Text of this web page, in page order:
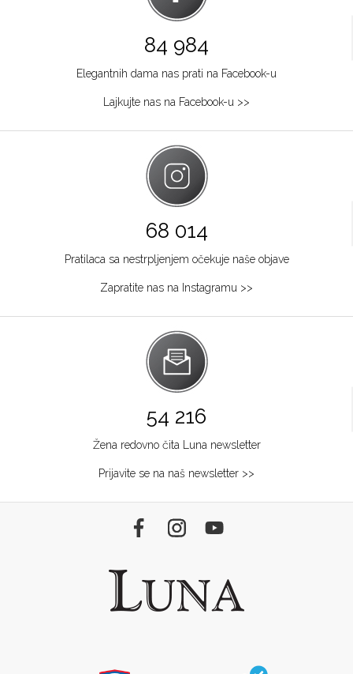
84 984
Elegantnih dama nas prati na Facebook-u
Lajkujte nas na Facebook-u >>
68 014
Pratilaca sa nestrpljenjem očekuje naše objave
Zapratite nas na Instagramu >>
54 216
Žena redovno čita Luna newsletter
Prijavite se na naš newsletter >>